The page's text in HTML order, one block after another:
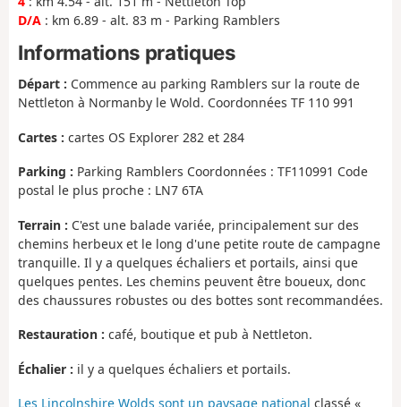
D/A : km 6.89 - alt. 83 m - Parking Ramblers
Informations pratiques
Départ : Commence au parking Ramblers sur la route de
Nettleton à Normanby le Wold. Coordonnées TF 110 991
Cartes : cartes OS Explorer 282 et 284
Parking : Parking Ramblers Coordonnées : TF110991 Code
postal le plus proche : LN7 6TA
Terrain : C'est une balade variée, principalement sur des
chemins herbeux et le long d'une petite route de campagne
tranquille. Il y a quelques échaliers et portails, ainsi que
quelques pentes. Les chemins peuvent être boueux, donc
des chaussures robustes ou des bottes sont recommandées.
Restauration : café, boutique et pub à Nettleton.
Échalier : il y a quelques échaliers et portails.
Les Lincolnshire Wolds sont un paysage national classé «